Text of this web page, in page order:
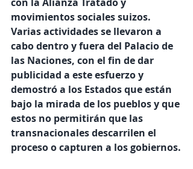
movimientos sociales suizos.
Varias actividades se llevaron a
cabo dentro y fuera del Palacio de
las Naciones, con el fin de dar
publicidad a este esfuerzo y
demostró a los Estados que están
bajo la mirada de los pueblos y que
estos no permitirán que las
transnacionales descarrilen el
proceso o capturen a los gobiernos.